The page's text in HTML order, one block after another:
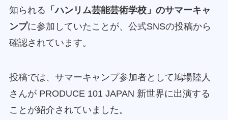
知られる 「ハンリム芸能芸術学校」のサマーキャ
ンプに参加していたことが、公式SNSの投稿から
確認されています。
投稿では、サマーキャンプ参加者として鳩場陸人
さんが PRODUCE 101 JAPAN 新世界に出演する
ことが紹介されていました。